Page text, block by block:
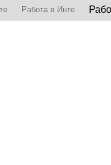
Работа в Инте